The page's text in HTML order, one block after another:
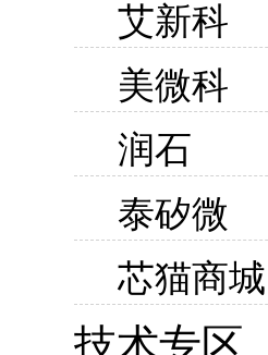
艾新科
美微科
润石
泰矽微
芯猫商城
技术专区